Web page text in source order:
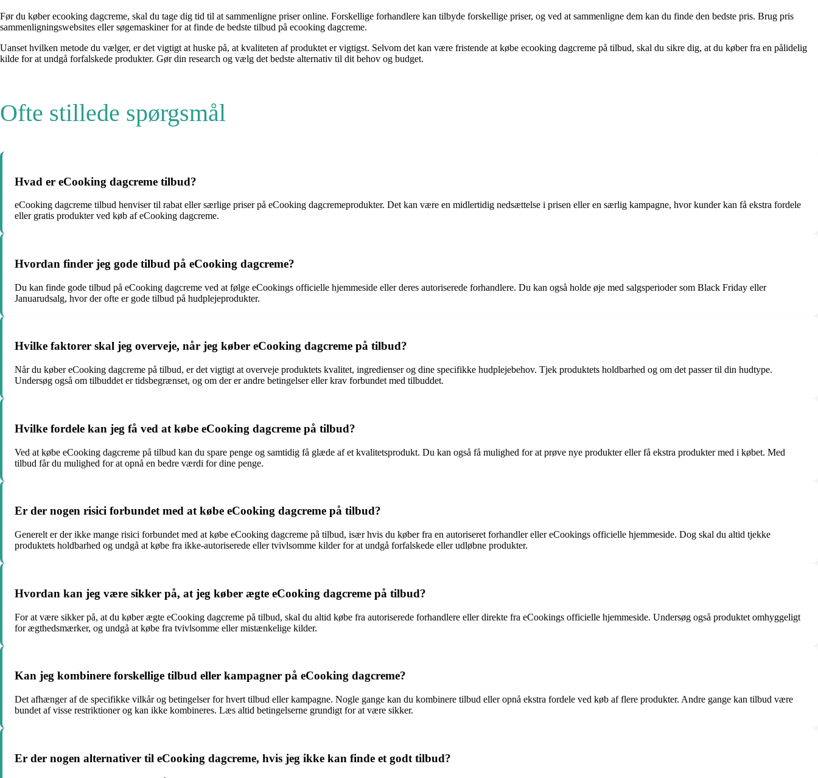
Før du køber ecooking dagcreme, skal du tage dig tid til at sammenligne priser online. Forskellige forhandlere kan tilbyde forskellige priser, og ved at sammenligne dem kan du finde den bedste pris. Brug pris
sammenligningswebsites eller søgemaskiner for at finde de bedste tilbud på ecooking dagcreme.
Uanset hvilken metode du vælger, er det vigtigt at huske på, at kvaliteten af produktet er vigtigst. Selvom det kan være fristende at købe ecooking dagcreme på tilbud, skal du sikre dig, at du køber fra en pålidelig
kilde for at undgå forfalskede produkter. Gør din research og vælg det bedste alternativ til dit behov og budget.
Ofte stillede spørgsmål
Hvad er eCooking dagcreme tilbud?
eCooking dagcreme tilbud henviser til rabat eller særlige priser på eCooking dagcremeprodukter. Det kan være en midlertidig nedsættelse i prisen eller en særlig kampagne, hvor kunder kan få ekstra fordele
eller gratis produkter ved køb af eCooking dagcreme.
Hvordan finder jeg gode tilbud på eCooking dagcreme?
Du kan finde gode tilbud på eCooking dagcreme ved at følge eCookings officielle hjemmeside eller deres autoriserede forhandlere. Du kan også holde øje med salgsperioder som Black Friday eller
Januarudsalg, hvor der ofte er gode tilbud på hudplejeprodukter.
Hvilke faktorer skal jeg overveje, når jeg køber eCooking dagcreme på tilbud?
Når du køber eCooking dagcreme på tilbud, er det vigtigt at overveje produktets kvalitet, ingredienser og dine specifikke hudplejebehov. Tjek produktets holdbarhed og om det passer til din hudtype.
Undersøg også om tilbuddet er tidsbegrænset, og om der er andre betingelser eller krav forbundet med tilbuddet.
Hvilke fordele kan jeg få ved at købe eCooking dagcreme på tilbud?
Ved at købe eCooking dagcreme på tilbud kan du spare penge og samtidig få glæde af et kvalitetsprodukt. Du kan også få mulighed for at prøve nye produkter eller få ekstra produkter med i købet. Med
tilbud får du mulighed for at opnå en bedre værdi for dine penge.
Er der nogen risici forbundet med at købe eCooking dagcreme på tilbud?
Generelt er der ikke mange risici forbundet med at købe eCooking dagcreme på tilbud, især hvis du køber fra en autoriseret forhandler eller eCookings officielle hjemmeside. Dog skal du altid tjekke
produktets holdbarhed og undgå at købe fra ikke-autoriserede eller tvivlsomme kilder for at undgå forfalskede eller udløbne produkter.
Hvordan kan jeg være sikker på, at jeg køber ægte eCooking dagcreme på tilbud?
For at være sikker på, at du køber ægte eCooking dagcreme på tilbud, skal du altid købe fra autoriserede forhandlere eller direkte fra eCookings officielle hjemmeside. Undersøg også produktet omhyggeligt
for ægthedsmærker, og undgå at købe fra tvivlsomme eller mistænkelige kilder.
Kan jeg kombinere forskellige tilbud eller kampagner på eCooking dagcreme?
Det afhænger af de specifikke vilkår og betingelser for hvert tilbud eller kampagne. Nogle gange kan du kombinere tilbud eller opnå ekstra fordele ved køb af flere produkter. Andre gange kan tilbud være
bundet af visse restriktioner og kan ikke kombineres. Læs altid betingelserne grundigt for at være sikker.
Er der nogen alternativer til eCooking dagcreme, hvis jeg ikke kan finde et godt tilbud?